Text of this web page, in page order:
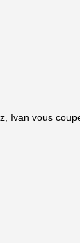
Ivan vous